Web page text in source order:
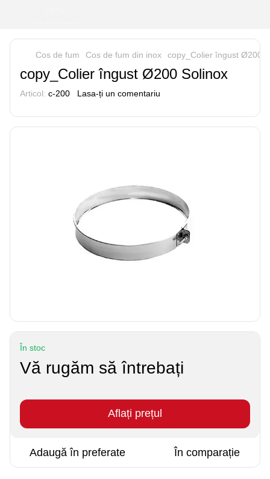
Cos de fum Cos de fum din inox copy_Colier îngust Ø200
copy_Colier îngust Ø200 Solinox
Articol: c-200 Lasa-ți un comentariu
În stoc
Vă rugăm să întrebați
Aflați prețul
Adaugă în preferate În comparație